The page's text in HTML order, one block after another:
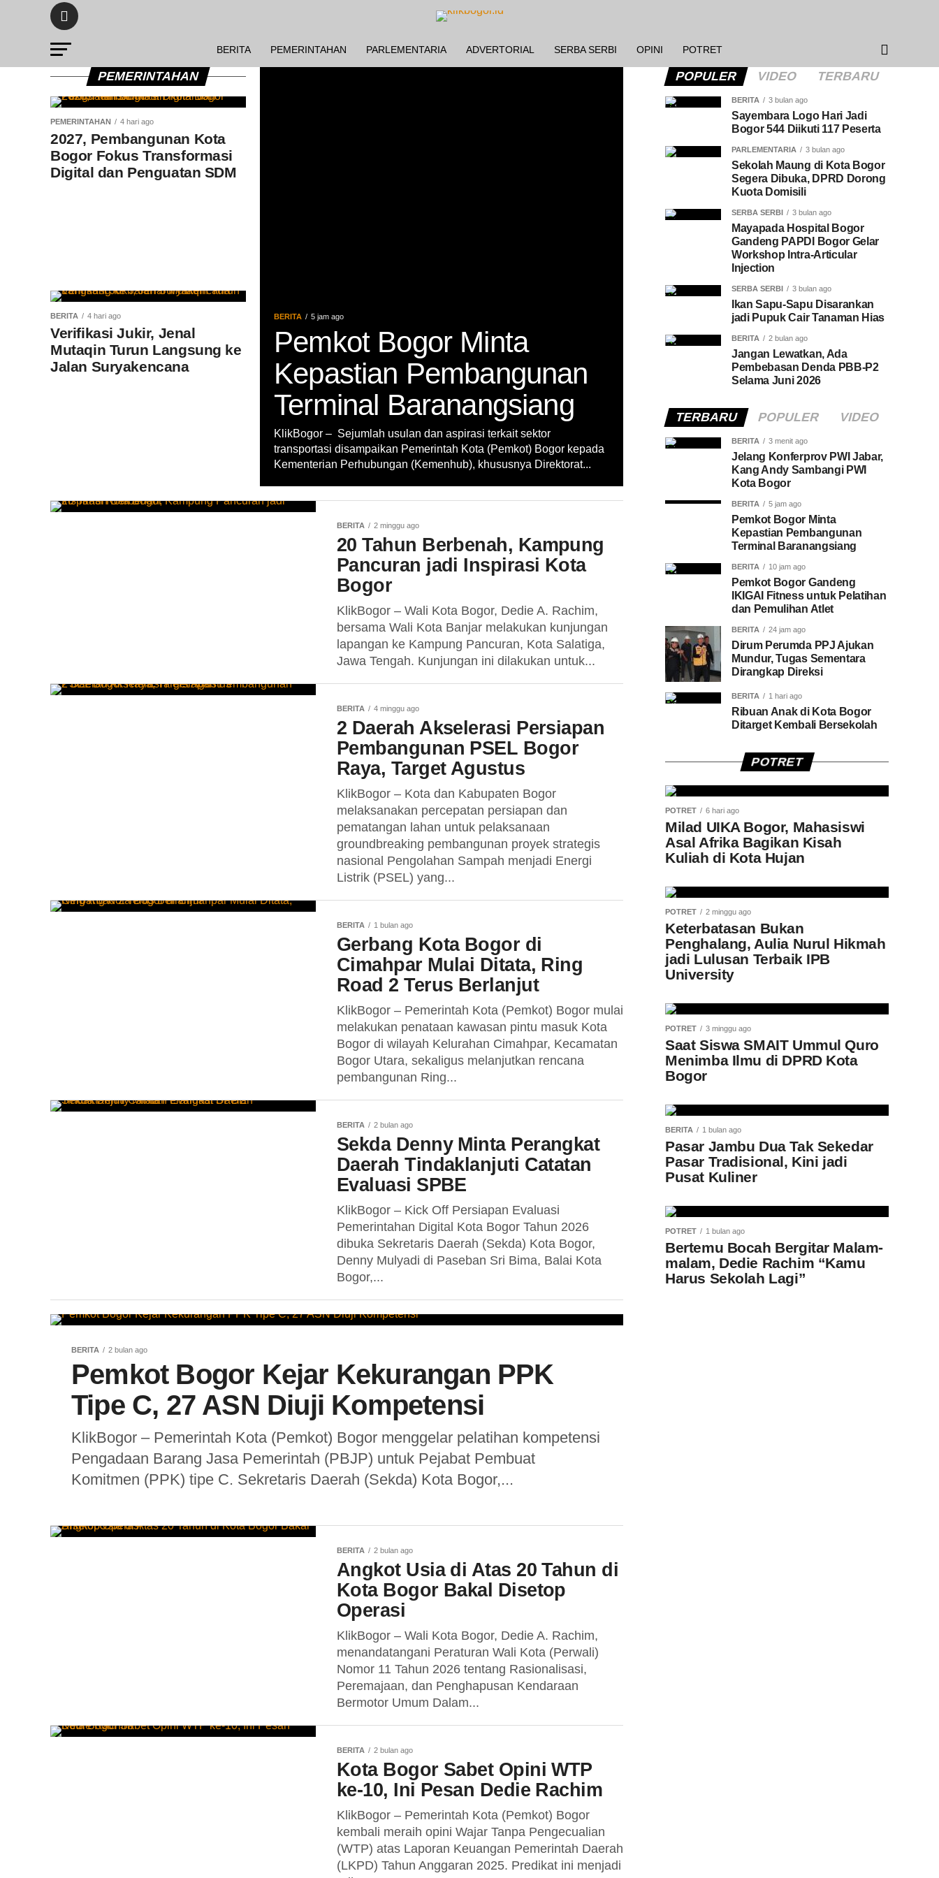
BERITA PEMERINTAHAN PARLEMENTARIA ADVERTORIAL SERBA SERBI OPINI POTRET
BERITA 5 jam ago
Pemkot Bogor Minta
Kepastian Pembangunan
Terminal Baranangsiang
KlikBogor – Sejumlah usulan dan aspirasi terkait sektor
transportasi disampaikan Pemerintah Kota (Pemkot) Bogor kepada
Kementerian Perhubungan (Kemenhub), khususnya Direktorat...
PEMERINTAHAN
PEMERINTAHAN 4 hari ago
2027, Pembangunan Kota
Bogor Fokus Transformasi
Digital dan Penguatan SDM
BERITA 4 hari ago
Verifikasi Jukir, Jenal
Mutaqin Turun Langsung ke
Jalan Suryakencana
BERITA 2 minggu ago
20 Tahun Berbenah, Kampung
Pancuran jadi Inspirasi Kota
Bogor
KlikBogor – Wali Kota Bogor, Dedie A. Rachim,
bersama Wali Kota Banjar melakukan kunjungan
lapangan ke Kampung Pancuran, Kota Salatiga,
Jawa Tengah. Kunjungan ini dilakukan untuk...
BERITA 4 minggu ago
2 Daerah Akselerasi Persiapan
Pembangunan PSEL Bogor
Raya, Target Agustus
KlikBogor – Kota dan Kabupaten Bogor
melaksanakan percepatan persiapan dan
pematangan lahan untuk pelaksanaan
groundbreaking pembangunan proyek strategis
nasional Pengolahan Sampah menjadi Energi
Listrik (PSEL) yang...
BERITA 1 bulan ago
Gerbang Kota Bogor di
Cimahpar Mulai Ditata, Ring
Road 2 Terus Berlanjut
KlikBogor – Pemerintah Kota (Pemkot) Bogor mulai
melakukan penataan kawasan pintu masuk Kota
Bogor di wilayah Kelurahan Cimahpar, Kecamatan
Bogor Utara, sekaligus melanjutkan rencana
pembangunan Ring...
BERITA 2 bulan ago
Sekda Denny Minta Perangkat
Daerah Tindaklanjuti Catatan
Evaluasi SPBE
KlikBogor – Kick Off Persiapan Evaluasi
Pemerintahan Digital Kota Bogor Tahun 2026
dibuka Sekretaris Daerah (Sekda) Kota Bogor,
Denny Mulyadi di Paseban Sri Bima, Balai Kota
Bogor,...
BERITA 2 bulan ago
Pemkot Bogor Kejar Kekurangan PPK
Tipe C, 27 ASN Diuji Kompetensi
KlikBogor – Pemerintah Kota (Pemkot) Bogor menggelar pelatihan kompetensi
Pengadaan Barang Jasa Pemerintah (PBJP) untuk Pejabat Pembuat
Komitmen (PPK) tipe C. Sekretaris Daerah (Sekda) Kota Bogor,...
BERITA 2 bulan ago
Angkot Usia di Atas 20 Tahun di
Kota Bogor Bakal Disetop
Operasi
KlikBogor – Wali Kota Bogor, Dedie A. Rachim,
menandatangani Peraturan Wali Kota (Perwali)
Nomor 11 Tahun 2026 tentang Rasionalisasi,
Peremajaan, dan Penghapusan Kendaraan
Bermotor Umum Dalam...
BERITA 2 bulan ago
Kota Bogor Sabet Opini WTP
ke-10, Ini Pesan Dedie Rachim
KlikBogor – Pemerintah Kota (Pemkot) Bogor
kembali meraih opini Wajar Tanpa Pengecualian
(WTP) atas Laporan Keuangan Pemerintah Daerah
(LKPD) Tahun Anggaran 2025. Predikat ini menjadi
POPULER VIDEO TERBARU
BERITA 3 bulan ago
Sayembara Logo Hari Jadi
Bogor 544 Diikuti 117 Peserta
PARLEMENTARIA 3 bulan ago
Sekolah Maung di Kota Bogor
Segera Dibuka, DPRD Dorong
Kuota Domisili
SERBA SERBI 3 bulan ago
Mayapada Hospital Bogor
Gandeng PAPDI Bogor Gelar
Workshop Intra-Articular
Injection
SERBA SERBI 3 bulan ago
Ikan Sapu-Sapu Disarankan
jadi Pupuk Cair Tanaman Hias
BERITA 2 bulan ago
Jangan Lewatkan, Ada
Pembebasan Denda PBB-P2
Selama Juni 2026
TERBARU POPULER VIDEO
BERITA 3 menit ago
Jelang Konferprov PWI Jabar,
Kang Andy Sambangi PWI
Kota Bogor
BERITA 5 jam ago
Pemkot Bogor Minta
Kepastian Pembangunan
Terminal Baranangsiang
BERITA 10 jam ago
Pemkot Bogor Gandeng
IKIGAI Fitness untuk Pelatihan
dan Pemulihan Atlet
BERITA 24 jam ago
Dirum Perumda PPJ Ajukan
Mundur, Tugas Sementara
Dirangkap Direksi
BERITA 1 hari ago
Ribuan Anak di Kota Bogor
Ditarget Kembali Bersekolah
POTRET
POTRET 6 hari ago
Milad UIKA Bogor, Mahasiswi
Asal Afrika Bagikan Kisah
Kuliah di Kota Hujan
POTRET 2 minggu ago
Keterbatasan Bukan
Penghalang, Aulia Nurul Hikmah
jadi Lulusan Terbaik IPB
University
POTRET 3 minggu ago
Saat Siswa SMAIT Ummul Quro
Menimba Ilmu di DPRD Kota
Bogor
BERITA 1 bulan ago
Pasar Jambu Dua Tak Sekedar
Pasar Tradisional, Kini jadi
Pusat Kuliner
POTRET 1 bulan ago
Bertemu Bocah Bergitar Malam-
malam, Dedie Rachim “Kamu
Harus Sekolah Lagi”